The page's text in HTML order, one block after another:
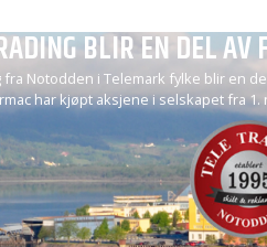
BLIR EN DEL AV
fra Notodden i Telemark fylke blir en
har kjøpt aksjene i selskapet fra 1.